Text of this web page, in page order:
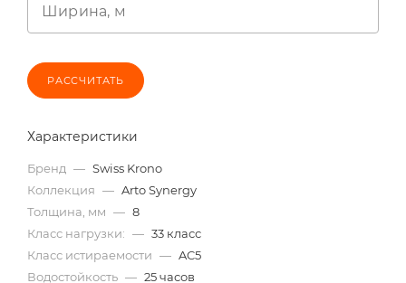
Ширина, м
РАССЧИТАТЬ
Характеристики
Бренд — Swiss Krono
Коллекция — Arto Synergy
Толщина, мм — 8
Класс нагрузки: — 33 класс
Класс истираемости — AC5
Водостойкость — 25 часов